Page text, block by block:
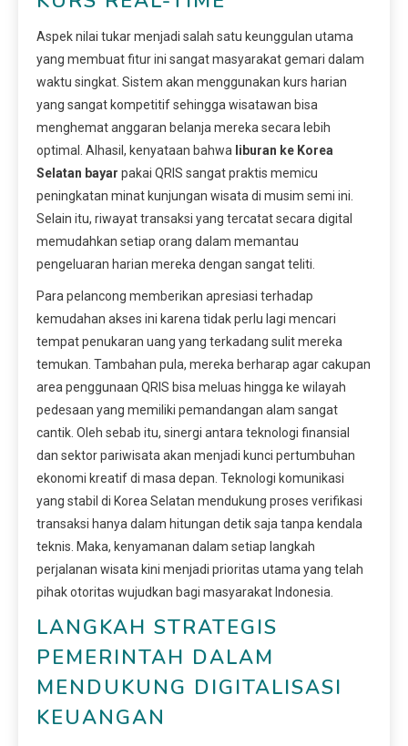
Aspek nilai tukar menjadi salah satu keunggulan utama
yang membuat fitur ini sangat masyarakat gemari dalam
waktu singkat. Sistem akan menggunakan kurs harian
yang sangat kompetitif sehingga wisatawan bisa
menghemat anggaran belanja mereka secara lebih
optimal. Alhasil, kenyataan bahwa liburan ke Korea
Selatan bayar pakai QRIS sangat praktis memicu
peningkatan minat kunjungan wisata di musim semi ini.
Selain itu, riwayat transaksi yang tercatat secara digital
memudahkan setiap orang dalam memantau
pengeluaran harian mereka dengan sangat teliti.
Para pelancong memberikan apresiasi terhadap
kemudahan akses ini karena tidak perlu lagi mencari
tempat penukaran uang yang terkadang sulit mereka
temukan. Tambahan pula, mereka berharap agar cakupan
area penggunaan QRIS bisa meluas hingga ke wilayah
pedesaan yang memiliki pemandangan alam sangat
cantik. Oleh sebab itu, sinergi antara teknologi finansial
dan sektor pariwisata akan menjadi kunci pertumbuhan
ekonomi kreatif di masa depan. Teknologi komunikasi
yang stabil di Korea Selatan mendukung proses verifikasi
transaksi hanya dalam hitungan detik saja tanpa kendala
teknis. Maka, kenyamanan dalam setiap langkah
perjalanan wisata kini menjadi prioritas utama yang telah
pihak otoritas wujudkan bagi masyarakat Indonesia.
LANGKAH STRATEGIS
PEMERINTAH DALAM
MENDUKUNG DIGITALISASI
KEUANGAN